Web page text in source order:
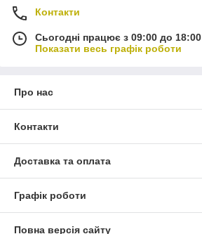
Контакти
Сьогодні працює з 09:00 до 18:00
Показати весь графік роботи
Про нас
Контакти
Доставка та оплата
Графік роботи
Повна версія сайту